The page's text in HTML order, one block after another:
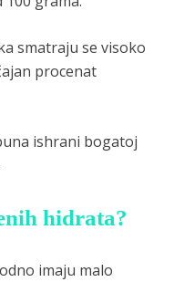
smatraju se visoko
procenat
ishrani bogatoj
hidrata?
imaju malo